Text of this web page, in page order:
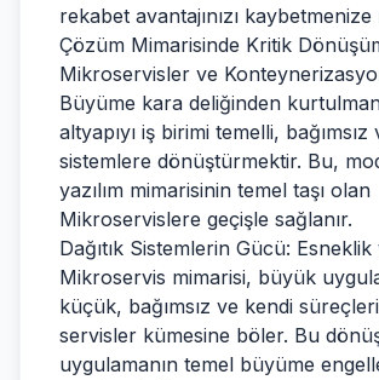
rekabet avantajınızı
Çözüm Mimarisinde Kritik
Mikroservisler ve
Büyüme kara deliğinden
altyapıyı iş birimi temelli, bağımsız
sistemlere dönüştürmektir. Bu,
yazılım mimarisinin temel taşı olan
Mikroservislere geçişle sağlanır.
Dağıtık Sistemlerin Gücü: Esneklik
Mikroservis mimarisi, büyük
küçük, bağımsız ve kendi
servisler kümesine böler. Bu
uygulamanın temel büyüme